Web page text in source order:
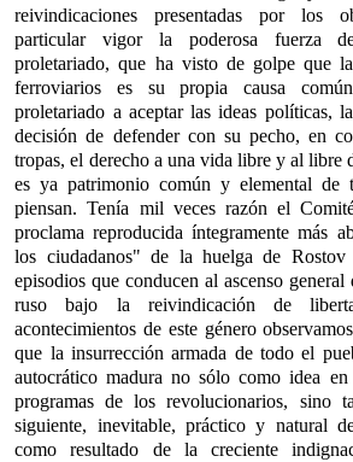
reivindicaciones presentadas por los
particular vigor la poderosa fuerza
proletariado, que ha visto de golpe que
ferroviarios es su propia causa
proletariado a aceptar las ideas políticas,
decisión de defender con su pecho, en
tropas, el derecho a una vida libre y al libre
es ya patrimonio común y elemental de
piensan. Tenía mil veces razón el
proclama reproducida íntegramente más
los ciudadanos" de la huelga de
episodios que conducen al ascenso
ruso bajo la reivindicación de
acontecimientos de este género
que la insurrección armada de todo el
autocrático madura no sólo como idea
programas de los revolucionarios, sino
siguiente, inevitable, práctico y natural
como resultado de la creciente